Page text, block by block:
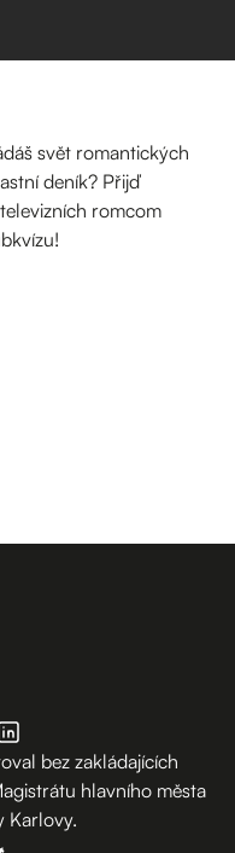
svět romantických
deník? Přijď
romcom
bez zakládajících
hlavního města
Karlovy.